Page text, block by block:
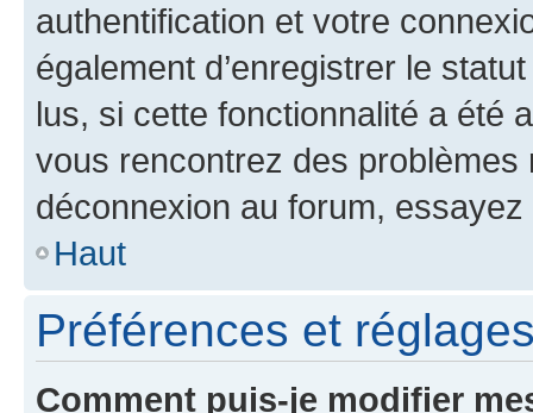
authentification et votre
également d’enregistrer le
lus, si cette fonctionnalité a été
vous rencontrez des
déconnexion au forum,
Haut
Préférences et
Comment puis-je modifier